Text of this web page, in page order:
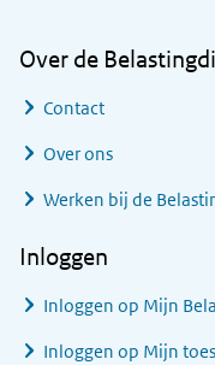
Over de
Contact
Over ons
Werken bij de
Inloggen
Inloggen op Mijn
Inloggen op Mijn